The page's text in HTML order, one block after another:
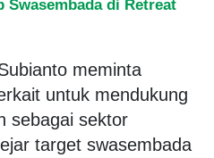
Swasembada di Retreat
meminta
untuk mendukung
sebagai sektor
target swasembada